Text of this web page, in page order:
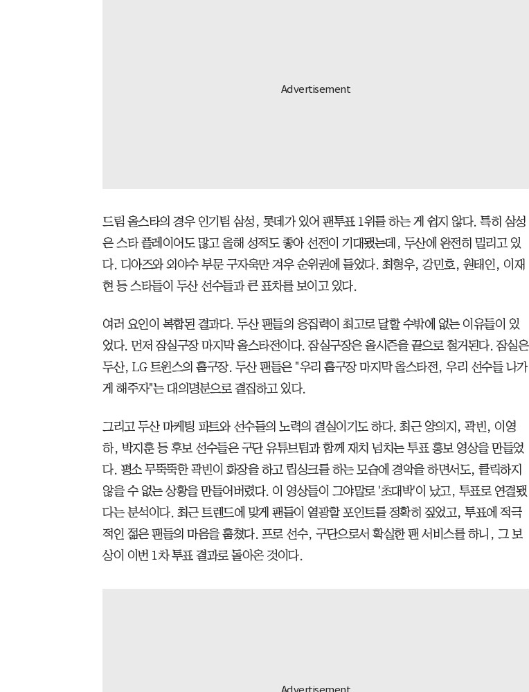
드림 올스타의 경우 인기팀 삼성, 롯데가 있어 팬투표 1위를 하는 게 쉽지 않다. 특히 삼성
은 스타 플레이어도 많고 올해 성적도 좋아 선전이 기대됐는데, 두산에 완전히 밀리고 있
다. 디아즈와 외야수 부문 구자욱만 겨우 순위권에 들었다. 최형우, 강민호, 원태인, 이재
현 등 스타들이 두산 선수들과 큰 표차를 보이고 있다.
여러 요인이 복합된 결과다. 두산 팬들의 응집력이 최고로 달할 수밖에 없는 이유들이 있
었다. 먼저 잠실구장 마지막 올스타전이다. 잠실구장은 올시즌을 끝으로 철거된다. 잠실은
두산, LG 트윈스의 홈구장. 두산 팬들은 "우리 홈구장 마지막 올스타전, 우리 선수들 나가
게 해주자"는 대의명분으로 결집하고 있다.
그리고 두산 마케팅 파트와 선수들의 노력의 결실이기도 하다. 최근 양의지, 곽빈, 이영
하, 박지훈 등 후보 선수들은 구단 유튜브팀과 함께 재치 넘치는 투표 홍보 영상을 만들었
다. 평소 무뚝뚝한 곽빈이 화장을 하고 립싱크를 하는 모습에 경악을 하면서도, 클릭하지
않을 수 없는 상황을 만들어버렸다. 이 영상들이 그야말로 '초대박'이 났고, 투표로 연결됐
다는 분석이다. 최근 트렌드에 맞게 팬들이 열광할 포인트를 정확히 짚었고, 투표에 적극
적인 젊은 팬들의 마음을 훔쳤다. 프로 선수, 구단으로서 확실한 팬 서비스를 하니, 그 보
상이 이번 1차 투표 결과로 돌아온 것이다.